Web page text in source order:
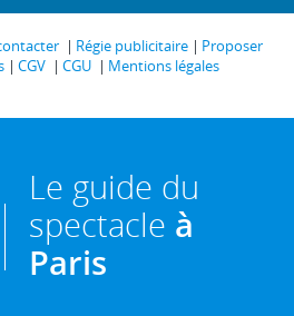
Régie publicitaire
Proposer
CGV CGU
Mentions légales
Le guide du
spectacle à
Paris